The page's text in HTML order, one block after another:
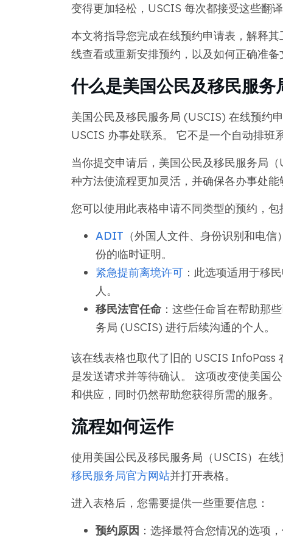
变得更加轻松，USCIS 每次都接受这些翻译
本文将指导您完成在线预约申请表，解释
线查看或重新安排预约，以及如何正确准备
什么是美国公民及移民服
美国公民及移民服务局 (USCIS) 在线预约
USCIS 办事处联系。 它不是一个自动排班
当你提交申请后，美国公民及移民服务局
种方法使流程更加灵活，并确保各办事处能
您可以使用此表格申请不同类型的预约，包
ADIT （外国人文件、身份识别和电
份的临时证明。
紧急提前离境许可：此选项适用于移
人。
移民法官任命：这些任命旨在帮助那
务局 (USCIS) 进行后续沟通的个人。
该在线表格也取代了旧的 USCIS InfoPass
是发送请求并等待确认。 这项改变使美国
和供应，同时仍然帮助您获得所需的服务。
流程如何运作
使用美国公民及移民服务局（USCIS）在
移民服务局官方网站并打开表格。
进入表格后，您需要提供一些重要信息：
预约原因 ：选择最符合您情况的选项